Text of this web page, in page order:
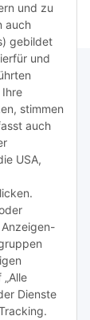
und zu
auch
gebildet
und
stimmen
auch
USA,
Dienste